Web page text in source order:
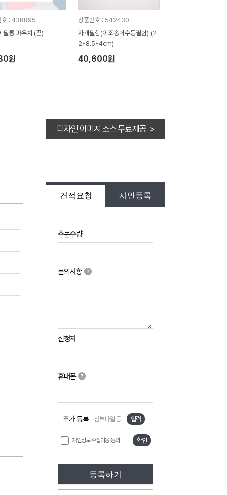
호 : 438895
필통 파우치 (끈)
원
상품번호 : 542430
자개필함(이조송학수동필함) (2
2*8.5*4cm)
40,600원
디자인 이미지 소스 무료제공 >
견적요청 시안등록
주문수량
문의사항
신청자
휴대폰
추가 등록 첨부파일 등 입력
개인정보 수집이용 동의 확인
등록하기